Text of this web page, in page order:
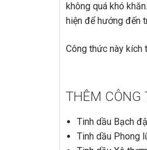
không quá khó
hiện để hướng đến
Công thức này kích
THÊM CÔNG
Tinh dầu Bạch
Tinh dầu Phong